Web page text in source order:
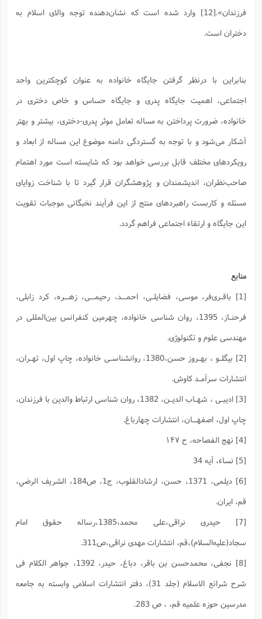
فرزندان».[12] وارد شده است که نشان‌دهنده توجه والای اسلام به
دختران است.
بنابراین با درنظر گرفتن جایگاه خانواده به عنوان کوچکترین واحد
اجتماعی، اهمیت جایگاه پدری و جایگاه حساس و خاص دختری در
خانواده، ضرورت پرداختن به مساله تعامل موثر پدری-دختری، بیشتر و بهتر
آشکار می‌شود و با توجه به گستردگی دامنه موضوع این مساله از ابعاد و
رویکردهای مختلف قابل بررسی خواهد بود که شایسته است مورد اهتمام
صاحب‌نظران، اندیشمندان و پژوهشگران قرار گیرد تا با شناخت زوایای
مسئله و کاربست راهبردهای منتج از این فرآیند نخبگانی موجبات تقویت
این جایگاه و ارتقاء اجتماعی فراهم گردد.
منابع
[1] باقـری‌فر، موسی، فضایلـی، احمــد، رحیمــی، زهــره، کرد زابلی،
فرحنـاز، 1395، روان شناسی خانواده، چهرمین کنفرانس بین‌المللی در
مهندسی علوم و تکنولوژی.
[2] بیگلـو ، بهـروز حسن،1380، روانشناسـی خانواده، چاپ اول، تهـران،
انتشارات سرآمـد کاوش.
[3] ادیبـی ، شهـاب الدیـن، 1382، روان شناسی ارتباط والدین با فرزندان،
چاپ اول، اصفهــان، انتشارات چهارباغ.
[6] دیلمی، 1371، حسن، ارشادالقلوب، ج1، ص184، الشريف الرضي،
قم، ایران.
[7] حیدری نراقی،علی محمد،1385،رساله حقوق امام
سجاد(علیه‌السلام)،قم، انتشارات مهدی نراقی،ص311.
[8] نجفی، محمدحسن‌ بن ‌باقر، دباغ، حیدر، 1392، جواهر الکلام فی
شرح شرائع الاسلام (جلد 31)، دفتر انتشارات اسلامی وابسته به جامعه
مدرسین حوزه علمیه قم، ، ص 283.